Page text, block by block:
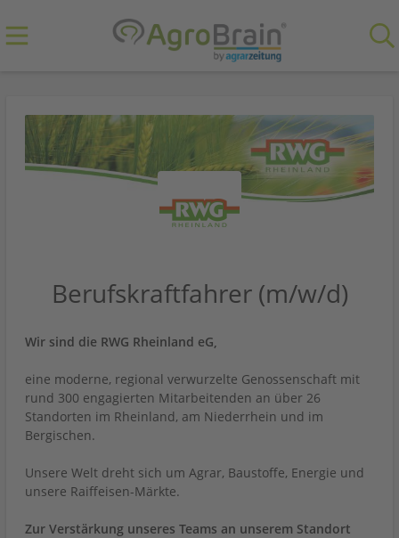
Berufskraftfahrer (m/w/d)
Wir sind die RWG Rheinland eG,
eine moderne, regional verwurzelte Genossenschaft mit
rund 300 engagierten Mitarbeitenden an über 26
Standorten im Rheinland, am Niederrhein und im
Bergischen.
Unsere Welt dreht sich um Agrar, Baustoffe, Energie und
unsere Raiffeisen-Märkte.
Zur Verstärkung unseres Teams an unserem Standort